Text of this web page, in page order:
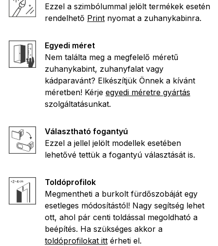
Ezzel a szimbólummal jelölt termékek esetén
rendelhető Print nyomat a zuhanykabinra.
Egyedi méret
Nem találta meg a megfelelő méretű
zuhanykabint, zuhanyfalat vagy
kádparavánt? Elkészítjük Önnek a kívánt
méretben! Kérje egyedi méretre gyártás
szolgáltatásunkat.
Választható fogantyú
Ezzel a jellel jelölt modellek esetében
lehetővé tettük a fogantyú választását is.
Toldóprofilok
Megmentheti a burkolt fürdőszobáját egy
esetleges módosítástól! Nagy segítség lehet
ott, ahol pár centi toldással megoldható a
beépítés. Ha szükséges akkor a
toldóprofilokat itt érheti el.